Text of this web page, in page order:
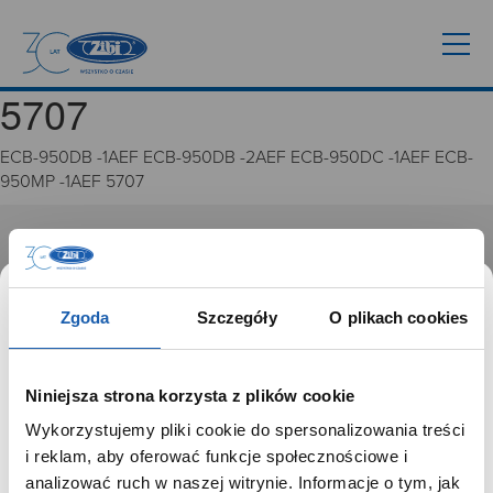
Zgoda Szczegóły O plikach cookies
Niniejsza strona korzysta z plików cookie
Wykorzystujemy pliki cookie do spersonalizowania treści
i reklam, aby oferować funkcje społecznościowe i
analizować ruch w naszej witrynie. Informacje o tym, jak
5707
ECB-950DB -1AEF ECB-950DB -2AEF ECB-950DC -1AEF ECB-
950MP -1AEF 5707
GRUPA ZIBI
Misja, wizja i wartości Grupy Zibi
Ważne daty
Zgoda na ciasteczka
PRODUKTYSZANOWNY UŻYTKOWNIKU,
SZANOWNA UŻYTKOWNICZKO